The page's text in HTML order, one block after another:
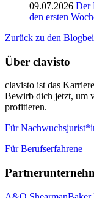
09.07.2026 Der
den ersten
Zurück zu den
Über clavisto
clavisto ist das
Bewirb dich jetzt, um
profitieren.
Für
Für Berufserfahrene